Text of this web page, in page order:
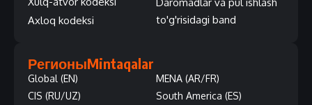
Axloq kodeksi
Daromadlar va pul ishlash
to'g'risidagi band
РегионыMintaqalar
Global (EN)
CIS (RU/UZ)
MENA (AR/FR)
South America (ES)